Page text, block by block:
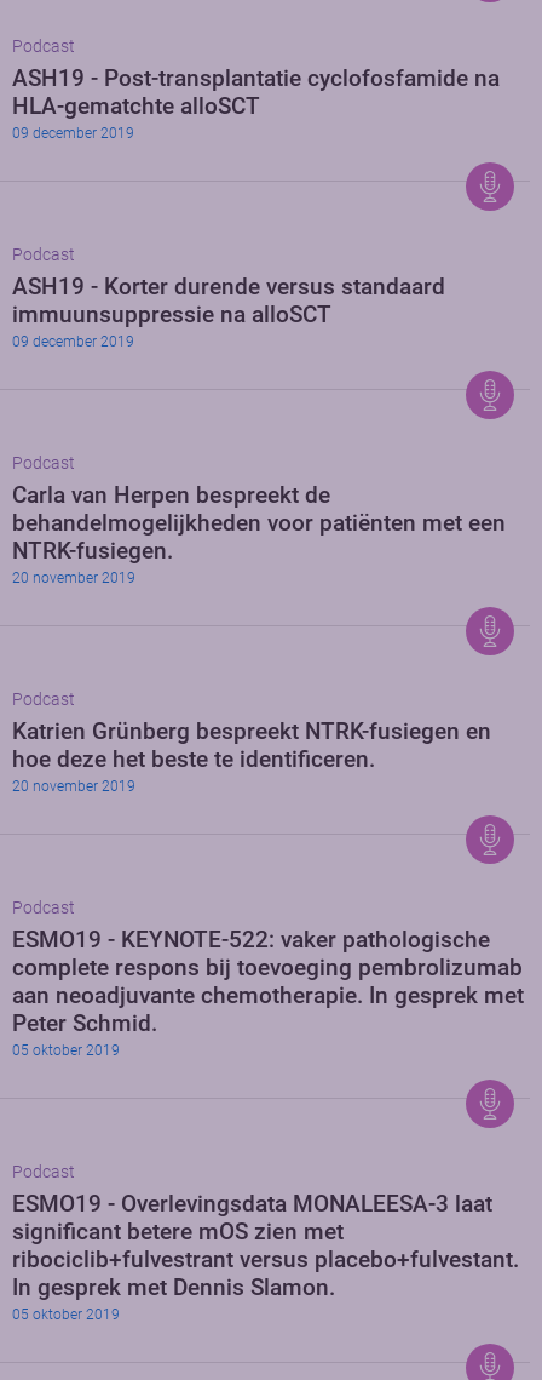
Podcast
ASH19 - Post-transplantatie cyclofosfamide na
HLA-gematchte alloSCT
09 december 2019
Podcast
ASH19 - Korter durende versus standaard
immuunsuppressie na alloSCT
09 december 2019
Podcast
Carla van Herpen bespreekt de
behandelmogelijkheden voor patiënten met een
NTRK-fusiegen.
20 november 2019
Podcast
Katrien Grünberg bespreekt NTRK-fusiegen en
hoe deze het beste te identificeren.
20 november 2019
Podcast
ESMO19 - KEYNOTE-522: vaker pathologische
complete respons bij toevoeging pembrolizumab
aan neoadjuvante chemotherapie. In gesprek met
Peter Schmid.
05 oktober 2019
Podcast
ESMO19 - Overlevingsdata MONALEESA-3 laat
significant betere mOS zien met
ribociclib+fulvestrant versus placebo+fulvestant.
In gesprek met Dennis Slamon.
05 oktober 2019